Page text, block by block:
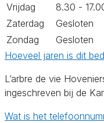
Vrijdag
8.30 -
Zaterdag
Gesloten
Zondag
Gesloten
Hoeveel jaren is dit
L’arbre de vie
ingeschreven bij de
Wat is het